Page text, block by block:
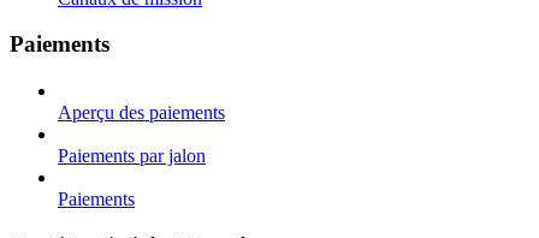
Paiements
Aperçu des paiements
Paiements par jalon
Paiements